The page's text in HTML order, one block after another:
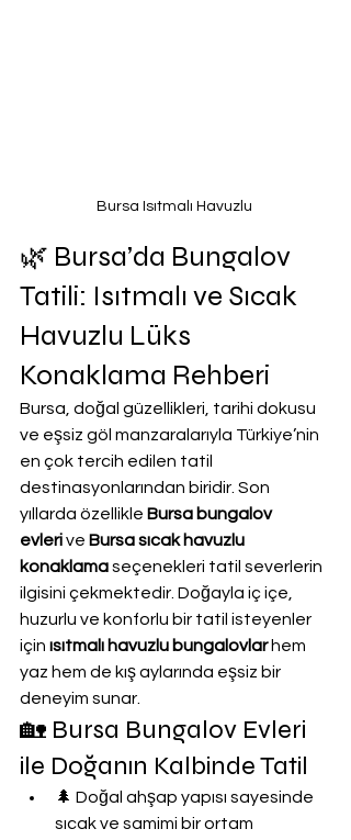
Bursa Isıtmalı Havuzlu
🌿 Bursa’da Bungalov
Tatili: Isıtmalı ve Sıcak
Havuzlu Lüks
Konaklama Rehberi
Bursa, doğal güzellikleri, tarihi dokusu
ve eşsiz göl manzaralarıyla Türkiye’nin
en çok tercih edilen tatil
destinasyonlarından biridir. Son
yıllarda özellikle Bursa bungalov
evleri ve Bursa sıcak havuzlu
konaklama seçenekleri tatil severlerin
ilgisini çekmektedir. Doğayla iç içe,
huzurlu ve konforlu bir tatil isteyenler
için ısıtmalı havuzlu bungalovlar hem
yaz hem de kış aylarında eşsiz bir
deneyim sunar.
🏡 Bursa Bungalov Evleri
ile Doğanın Kalbinde Tatil
🌲 Doğal ahşap yapısı sayesinde
sıcak ve samimi bir ortam